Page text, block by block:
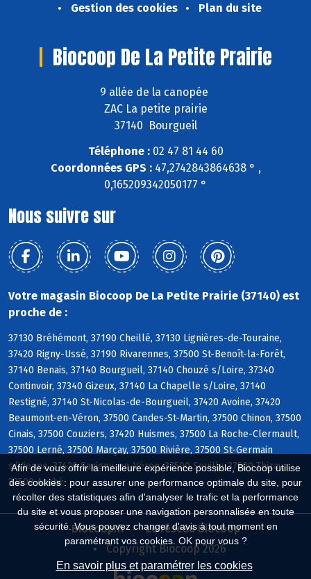
Afin de vous offrir la meilleure expérience possible, Biocoop utilise
des cookies : pour assurer une performance optimale du site, pour
récolter des statistiques afin d'analyser le trafic et la performance
du site et vous proposer une navigation personnalisée en toute
sécurité. Vous pouvez changer d'avis à tout moment en
paramétrant vos cookies. OK pour vous ?
En savoir plus et paramétrer les cookies
Gestion des cookies
Plan du site
Biocoop De La Petite Prairie
9 allée de la canopée
ZAC La petite prairie
37140 Bourgueil
Téléphone :02 47 81 44 60
Coordonnées GPS :47,2742843864638 ° ,
0,165209342050177 °
Nous suivre sur
Votre magasin Biocoop De La Petite Prairie (37140) est
proche de :
37130 Bréhémont, 37190 Cheillé, 37130 Lignières-de-Touraine,
37420 Rigny-Ussé, 37190 Rivarennes, 37500 St-Benoît-la-Forêt,
37140 Benais, 37140 Bourgueil, 37140 Chouzé s/Loire, 37340
Continvoir, 37340 Gizeux, 37140 La Chapelle s/Loire, 37140
Restigné, 37140 St-Nicolas-de-Bourgueil, 37420 Avoine, 37420
Beaumont-en-Véron, 37500 Candes-St-Martin, 37500 Chinon, 37500
Cinais, 37500 Couziers, 37420 Huismes, 37500 La Roche-Clermault,
37500 Lerné, 37500 Marçay, 37500 Rivière, 37500 St-Germain
s/Vienne, 37420 Savigny-en-Véron, 37500 Seuilly, 37500 Thizay,
37500 Anché
Biocoop.fr
Le réseau Biocoop
Copyright Biocoop 2026